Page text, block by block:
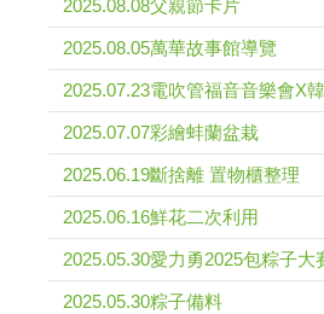
2025.08.08父親節卡片
2025.08.05萬華故事館導覽
2025.07.23電吹管福音音樂會X
2025.07.07彩繪蚌蘭盆栽
2025.06.19斷捨離 置物櫃整理
2025.06.16鮮花二次利用
2025.05.30愛力勇2025包粽子大
2025.05.30粽子備料